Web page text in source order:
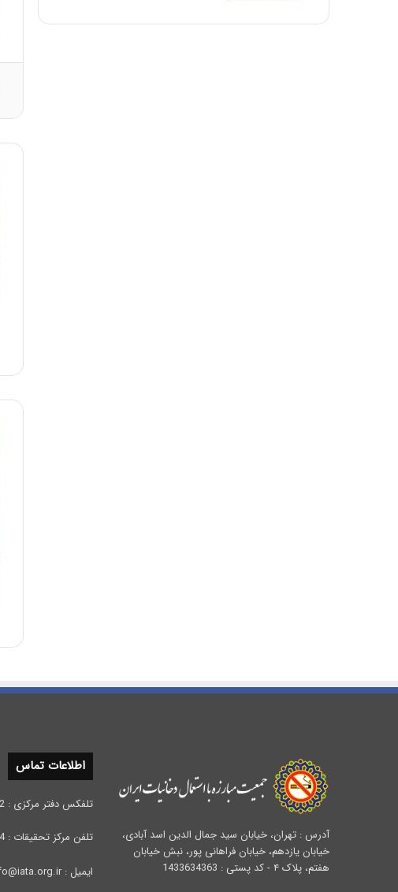
آدرس : تهران، خیابان سید جمال الدین اسد آبادی،
خیابان یازدهم، خیابان فراهانی پور، نبش خیابان
هفتم، پلاک ۴ - کد پستی : 1433634363
اطلاعات تماس
تلفکس دفتر مرکزی : 2-88105001-021
تلفن مرکز تحقیقات : 88708564-021
ایمیل : info@iata.org.ir